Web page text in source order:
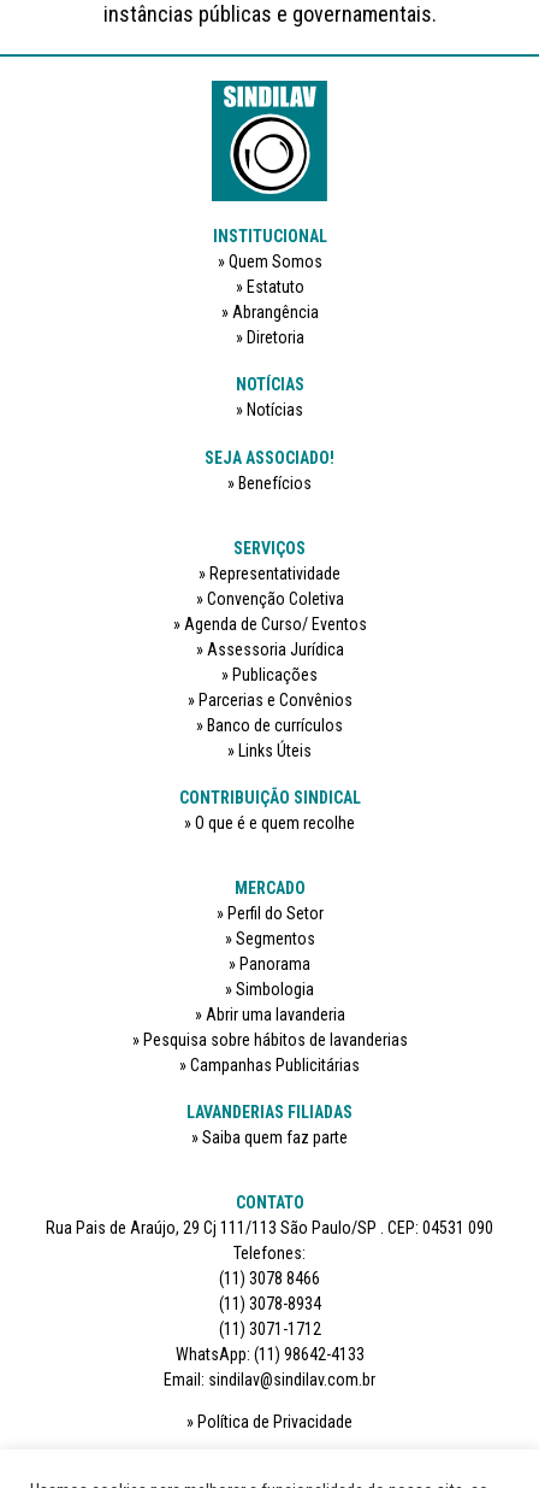
instâncias públicas e governamentais.
INSTITUCIONAL
Quem Somos
Estatuto
Abrangência
Diretoria
NOTÍCIAS
Notícias
SEJA ASSOCIADO!
Benefícios
SERVIÇOS
Representatividade
Convenção Coletiva
Agenda de Curso/ Eventos
Assessoria Jurídica
Publicações
Parcerias e Convênios
Banco de currículos
Links Úteis
CONTRIBUIÇÃO SINDICAL
O que é e quem recolhe
MERCADO
Perfil do Setor
Segmentos
Panorama
Simbologia
Abrir uma lavanderia
Pesquisa sobre hábitos de lavanderias
Campanhas Publicitárias
LAVANDERIAS FILIADAS
Saiba quem faz parte
CONTATO
Rua Pais de Araújo, 29 Cj 111/113 São Paulo/SP . CEP: 04531 090
Telefones:
(11) 3078 8466
(11) 3078-8934
(11) 3071-1712
WhatsApp: (11) 98642-4133
Email: sindilav@sindilav.com.br
Política de Privacidade